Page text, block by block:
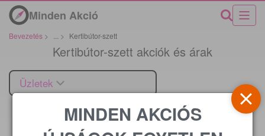
Minden Akció
Bevezetés > > Kertibútor-szett
Kertibútor-szett akciók és árak
Üzletek
MINDEN AKCIÓS